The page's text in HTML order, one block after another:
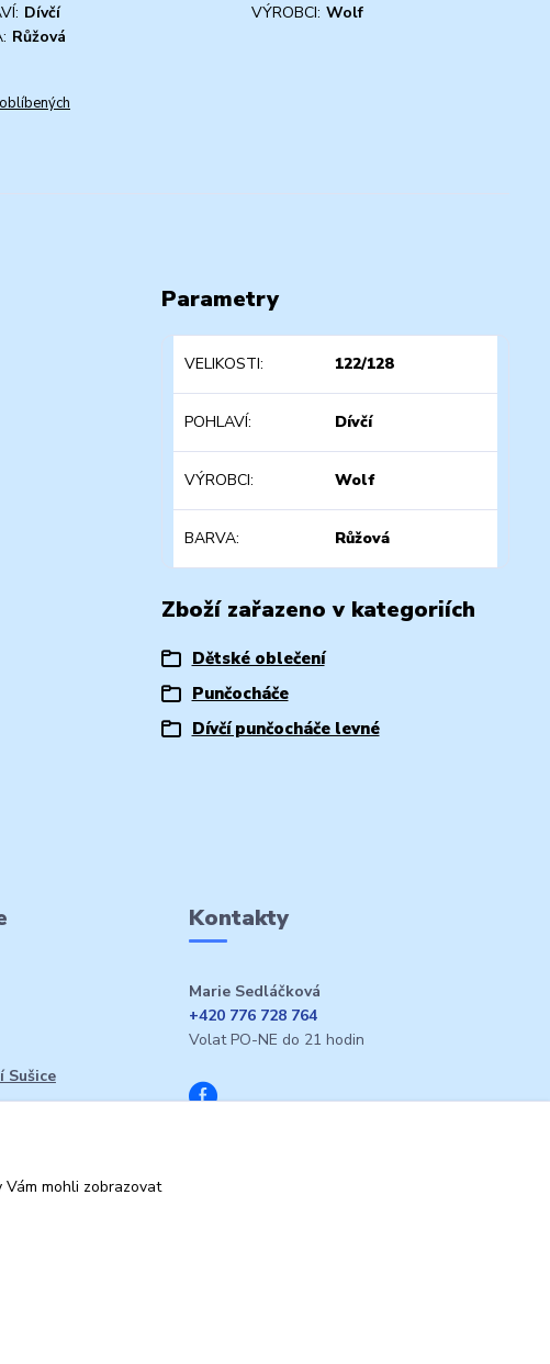
Dívčí VÝROBCI: Wolf
Růžová
Parametry
VELIKOSTI 122/128
POHLAVÍ Dívčí
VÝROBCI Wolf
BARVA Růžová
Zboží zařazeno v kategoriích
Dětské oblečení
Punčocháče
Dívčí punčocháče levné
Sušice
Kontakty
Marie Sedláčková
+420 776 728 764
Volat PO-NE do 21 hodin
mohli zobrazovat